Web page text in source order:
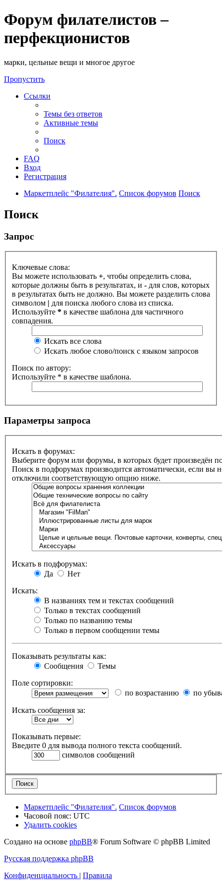
Форум филателистов –
перфекционистов
марки, цельные вещи и многое другое
Пропустить
Ссылки
Темы без ответов
Активные темы
Поиск
FAQ
Вход
Регистрация
Маркетплейс "Филателия". Список форумов Поиск
Поиск
Запрос
Ключевые слова:
Вы можете использовать +, чтобы определить слова,
которые должны быть в результатах, и - для слов, которых
в результатах быть не должно. Вы можете разделить слова
символом | для поиска любого слова из списка.
Используйте * в качестве шаблона для частичного
совпадения.
Искать все слова
Искать любое слово/поиск с языком запросов
Поиск по автору:
Используйте * в качестве шаблона.
Параметры запроса
Искать в форумах:
Выберите форум или форумы, в которых будет произведён
Поиск в подфорумах производится автоматически, если вы
отключили соответствующую опцию ниже.
Искать в подфорумах:
Да
Нет
Искать:
В названиях тем и текстах сообщений
Только в текстах сообщений
Только по названию темы
Только в первом сообщении темы
Показывать результаты как:
Сообщения
Темы
Поле сортировки:
по возрастанию
по
Искать сообщения за:
Показывать первые:
Введите 0 для вывода полного текста сообщений.
символов сообщений
Маркетплейс "Филателия". Список форумов
Часовой пояс: UTC
Удалить cookies
Создано на основе phpBB® Forum Software © phpBB Limited
Русская поддержка phpBB
Конфиденциальность | Правила